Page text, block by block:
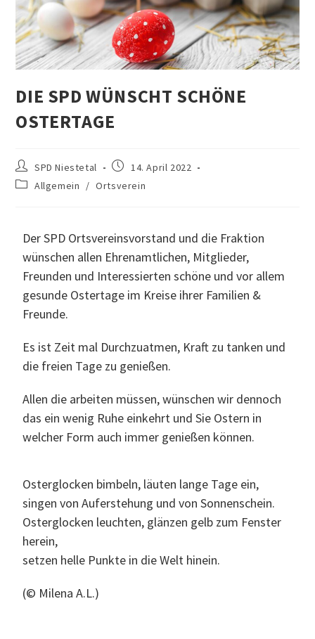
DIE SPD WÜNSCHT SCHÖNE
OSTERTAGE
SPD Niestetal
14. April 2022
Allgemein
/ Ortsverein
Der SPD Ortsvereinsvorstand und die Fraktion
wünschen allen Ehrenamtlichen, Mitglieder,
Freunden und Interessierten schöne und vor allem
gesunde Ostertage im Kreise ihrer Familien &
Freunde.
Es ist Zeit mal Durchzuatmen, Kraft zu tanken und
die freien Tage zu genießen.
Allen die arbeiten müssen, wünschen wir dennoch
das ein wenig Ruhe einkehrt und Sie Ostern in
welcher Form auch immer genießen können.
Osterglocken bimbeln, läuten lange Tage ein,
singen von Auferstehung und von Sonnenschein.
Osterglocken leuchten, glänzen gelb zum Fenster
herein,
setzen helle Punkte in die Welt hinein.
(© Milena A.L.)